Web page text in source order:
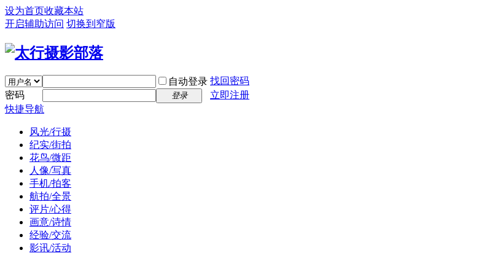
设为首页收藏本站
开启辅助访问 切换到窄版
自动登录 找回密码
密码
登录
立即注册
快捷导航
风光/行摄
纪实/街拍
花鸟/微距
人像/写真
手机/拍客
航拍/全景
评片/心得
画意/诗情
经验/交流
影讯/活动